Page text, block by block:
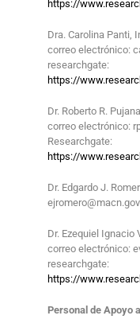
https://
Dra. Carolina Panti,
correo electrónico:
researchgate:
https://
Dr. Roberto R.
correo electrónico:
Researchgate:
https://
Dr. Edgardo J.
Dr. Ezequiel Ignacio
correo electrónico:
researchgate:
https://
Personal de Apoyo